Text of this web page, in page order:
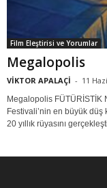
Film Eleştirisi ve Yorumlar
Megalopolis
VİKTOR APALAÇİ - 11
Megalopolis FÜTÜRİSTİK
Festivali’nin en büyük düş
20 yıllık rüyasını